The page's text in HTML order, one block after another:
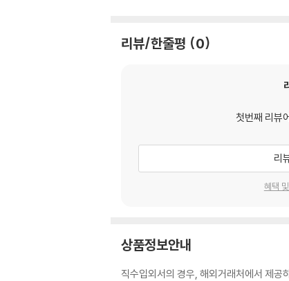
리뷰/한줄평 0
첫번째 리뷰
리
혜택
상품정보안내
직수입외서의 경우, 해외거래처에서 제공